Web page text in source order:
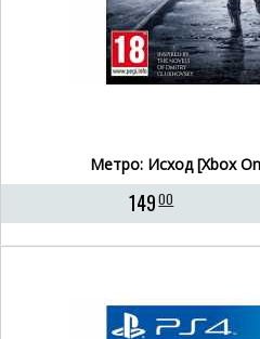
Метро: Исход [Xbox
14900